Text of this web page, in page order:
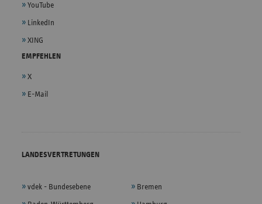
YouTube
LinkedIn
XING
EMPFEHLEN
X
E-Mail
LANDESVERTRETUNGEN
vdek - Bundesebene Bremen